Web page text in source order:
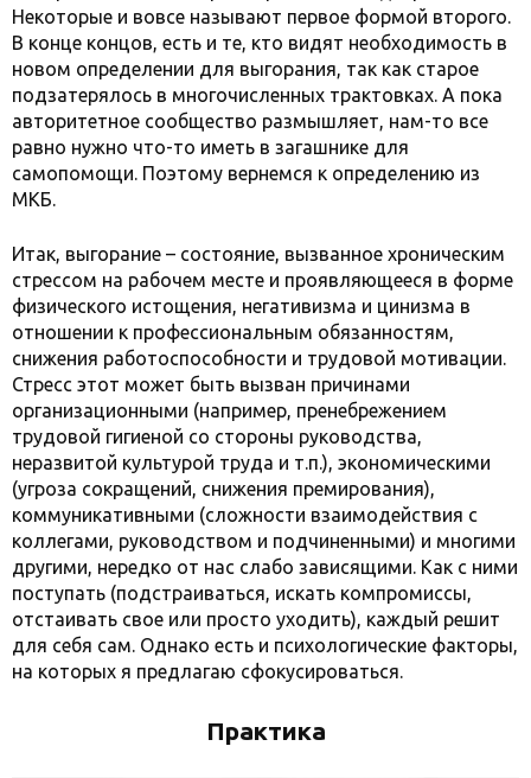
Некоторые и вовсе называют первое формой второго.
В конце концов, есть и те, кто видят необходимость в
новом определении для выгорания, так как старое
подзатерялось в многочисленных трактовках. А пока
авторитетное сообщество размышляет, нам-то все
равно нужно что-то иметь в загашнике для
самопомощи. Поэтому вернемся к определению из
МКБ.
Итак, выгорание – состояние, вызванное хроническим
стрессом на рабочем месте и проявляющееся в форме
физического истощения, негативизма и цинизма в
отношении к профессиональным обязанностям,
снижения работоспособности и трудовой мотивации.
Стресс этот может быть вызван причинами
организационными (например, пренебрежением
трудовой гигиеной со стороны руководства,
неразвитой культурой труда и т.п.), экономическими
(угроза сокращений, снижения премирования),
коммуникативными (сложности взаимодействия с
коллегами, руководством и подчиненными) и многими
другими, нередко от нас слабо зависящими. Как с ними
поступать (подстраиваться, искать компромиссы,
отстаивать свое или просто уходить), каждый решит
для себя сам. Однако есть и психологические факторы,
на которых я предлагаю сфокусироваться.
Практика